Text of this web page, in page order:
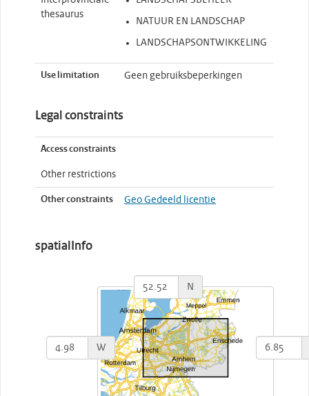
thesaurus
NATUUR EN LANDSCHAP
LANDSCHAPSONTWIKKELING
Use limitation Geen gebruiksbeperkingen
Legal constraints
Access constraints
Other restrictions
Other constraints Geo Gedeeld licentie
spatialInfo
N
W